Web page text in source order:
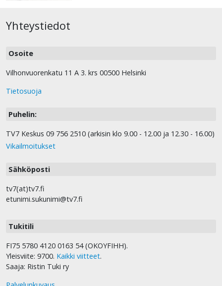
Yhteystiedot
Osoite
Vilhonvuorenkatu 11 A 3. krs 00500 Helsinki
Tietosuoja
Puhelin:
TV7 Keskus 09 756 2510 (arkisin klo 9.00 - 12.00 ja 12.30 - 16.00)
Vikailmoitukset
Sähköposti
tv7(at)tv7.fi
etunimi.sukunimi@tv7.fi
Tukitili
FI75 5780 4120 0163 54 (OKOYFIHH).
Yleisviite: 9700. Kaikki viitteet.
Saaja: Ristin Tuki ry